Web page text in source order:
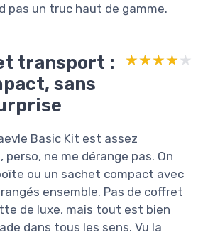
pas un truc haut de gamme.
transport :
sans
★★★★★
★★★★★
Basic Kit est assez
perso, ne me dérange pas. On
ou un sachet compact avec
ensemble. Pas de coffret
de luxe, mais tout est bien
dans tous les sens. Vu la